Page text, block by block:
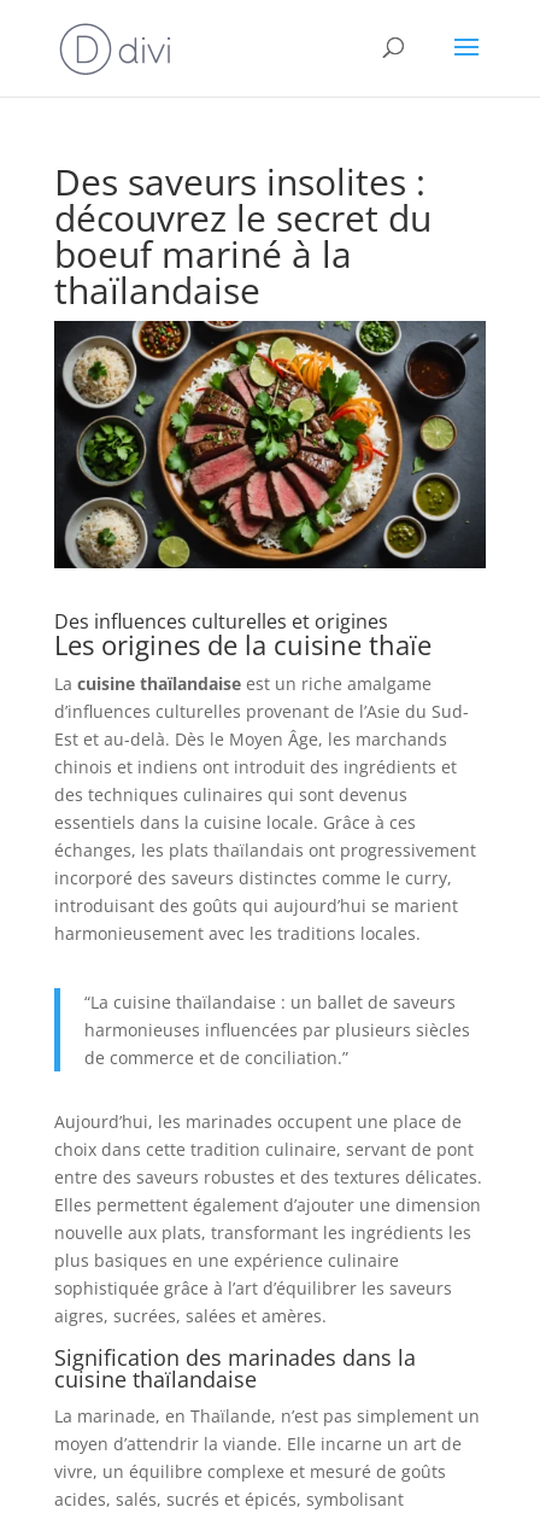
Des saveurs insolites :
découvrez le secret du
boeuf mariné à la
thaïlandaise
Des influences culturelles et origines
Les origines de la cuisine thaïe
La cuisine thaïlandaiseest un riche amalgame
d’influences culturelles provenant de l’Asie du Sud-
Est et au-delà. Dès le Moyen Âge, les marchands
chinois et indiens ont introduit des ingrédients et
des techniques culinaires qui sont devenus
essentiels dans la cuisine locale. Grâce à ces
échanges, les plats thaïlandais ont progressivement
incorporé des saveurs distinctes comme le curry,
introduisant des goûts qui aujourd’hui se marient
harmonieusement avec les traditions locales.
“La cuisine thaïlandaise : un ballet de saveurs
harmonieuses influencées par plusieurs siècles
de commerce et de conciliation.”
Aujourd’hui, les marinades occupent une place de
choix dans cette tradition culinaire, servant de pont
entre des saveurs robustes et des textures délicates.
Elles permettent également d’ajouter une dimension
nouvelle aux plats, transformant les ingrédients les
plus basiques en une expérience culinaire
sophistiquée grâce à l’art d’équilibrer les saveurs
aigres, sucrées, salées et amères.
Signification des marinades dans la
cuisine thaïlandaise
La marinade, en Thaïlande, n’est pas simplement un
moyen d’attendrir la viande. Elle incarne un art de
vivre, un équilibre complexe et mesuré de goûts
acides, salés, sucrés et épicés, symbolisant